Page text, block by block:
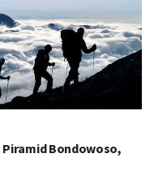
Piramid Bondowoso,